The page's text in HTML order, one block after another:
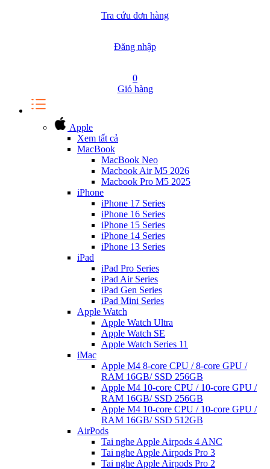
Tra cứu đơn hàng
Đăng nhập
0
Giỏ hàng
Apple
Xem tất cả
MacBook
MacBook Neo
Macbook Air M5 2026
Macbook Pro M5 2025
iPhone
iPhone 17 Series
iPhone 16 Series
iPhone 15 Series
iPhone 14 Series
iPhone 13 Series
iPad
iPad Pro Series
iPad Air Series
iPad Gen Series
iPad Mini Series
Apple Watch
Apple Watch Ultra
Apple Watch SE
Apple Watch Series 11
iMac
Apple M4 8-core CPU / 8-core GPU /
RAM 16GB/ SSD 256GB
Apple M4 10-core CPU / 10-core GPU /
RAM 16GB/ SSD 256GB
Apple M4 10-core CPU / 10-core GPU /
RAM 16GB/ SSD 512GB
AirPods
Tai nghe Apple Airpods 4 ANC
Tai nghe Apple Airpods Pro 3
Tai nghe Apple Airpods Pro 2